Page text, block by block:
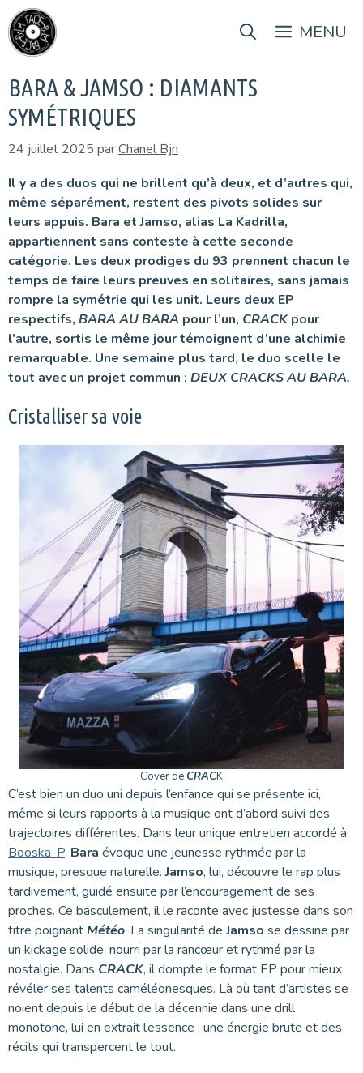
Aller
au
contenu
MENU
BARA & JAMSO : DIAMANTS
SYMÉTRIQUES
24 juillet 2025 parChanel Bjn
Il y a des duos qui ne brillent qu’à deux, et d’autres qui,
même séparément, restent des pivots solides sur
leurs appuis. Bara et Jamso, alias La Kadrilla,
appartiennent sans conteste à cette seconde
catégorie. Les deux prodiges du 93 prennent chacun le
temps de faire leurs preuves en solitaires, sans jamais
rompre la symétrie qui les unit. Leurs deux EP
respectifs, BARA AU BARA pour l’un, CRACK pour
l’autre, sortis le même jour témoignent d’une alchimie
remarquable. Une semaine plus tard, le duo scelle le
tout avec un projet commun : DEUX CRACKS AU BARA.
Cristalliser sa voie
Cover de CRACK
C’est bien un duo uni depuis l’enfance qui se présente ici,
même si leurs rapports à la musique ont d’abord suivi des
trajectoires différentes. Dans leur unique entretien accordé à
Booska-P, Bara évoque une jeunesse rythmée par la
musique, presque naturelle.Jamso, lui, découvre le rap plus
tardivement, guidé ensuite par l’encouragement de ses
proches. Ce basculement, il le raconte avec justesse dans son
titre poignantMétéo. La singularité deJamso se dessine par
un kickage solide, nourri par la rancœur et rythmé par la
nostalgie. Dans CRACK, il dompte le format EP pour mieux
révéler ses talents caméléonesques. Là où tant d’artistes se
noient depuis le début de la décennie dans une drill
monotone, lui en extrait l’essence : une énergie brute et des
récits qui transpercent le tout.